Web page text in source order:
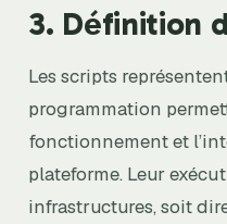
3. Définition
Les scripts
programmation
fonctionnement et
plateforme. Leur
infrastructures, soit